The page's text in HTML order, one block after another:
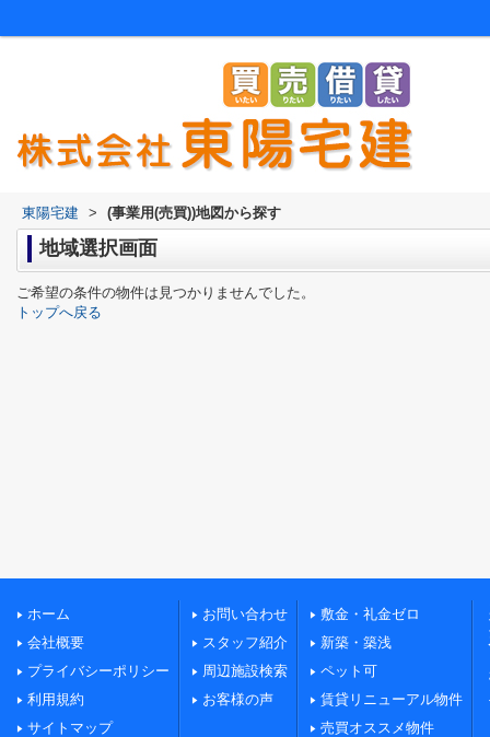
東陽宅建 > (事業用(売買))地図から探す
地域選択画面
ご希望の条件の物件は見つかりませんでした。
トップへ戻る
ホーム
会社概要
プライバシーポリシー
利用規約
サイトマップ
お問い合わせ
スタッフ紹介
周辺施設検索
お客様の声
敷金・礼金ゼロ
新築・築浅
ペット可
賃貸リニューアル物件
売買オススメ物件